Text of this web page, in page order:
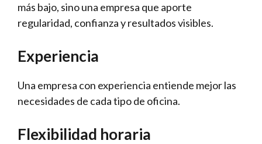
más bajo, sino una empresa que aporte
regularidad, confianza y resultados visibles.
Experiencia
Una empresa con experiencia entiende mejor las
necesidades de cada tipo de oficina.
Flexibilidad horaria